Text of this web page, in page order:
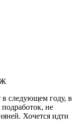
в следующем году, в
не
Хочется идти